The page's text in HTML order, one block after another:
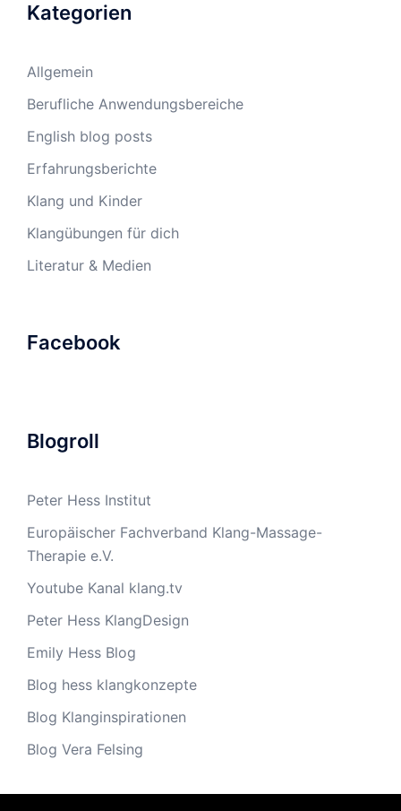
Kategorien
Allgemein
Berufliche Anwendungsbereiche
English blog posts
Erfahrungsberichte
Klang und Kinder
Klangübungen für dich
Literatur & Medien
Facebook
Blogroll
Peter Hess Institut
Europäischer Fachverband Klang-Massage-
Therapie e.V.
Youtube Kanal klang.tv
Peter Hess KlangDesign
Emily Hess Blog
Blog hess klangkonzepte
Blog Klanginspirationen
Blog Vera Felsing